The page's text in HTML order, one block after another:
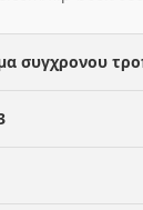
συγχρονου